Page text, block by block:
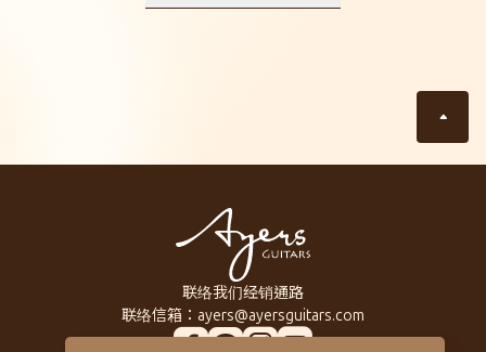
SM (DSM)
联络我们经销通路
联络信箱： ayers@ayersguitars.com